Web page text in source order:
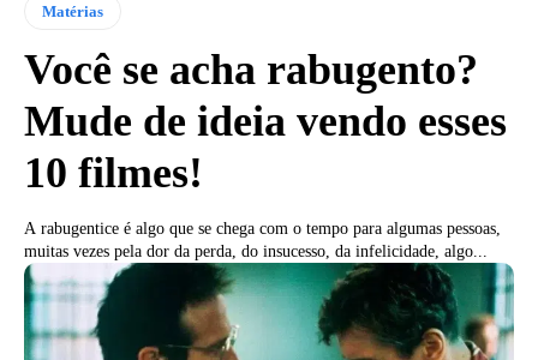
Matérias
Você se acha rabugento?
Mude de ideia vendo esses
10 filmes!
A rabugentice é algo que se chega com o tempo para algumas pessoas,
muitas vezes pela dor da perda, do insucesso, da infelicidade, algo...